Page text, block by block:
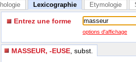
Lexicographie Etymologie
Entrez une forme
options d'affichage
MASSEUR, -EUSE , subst.